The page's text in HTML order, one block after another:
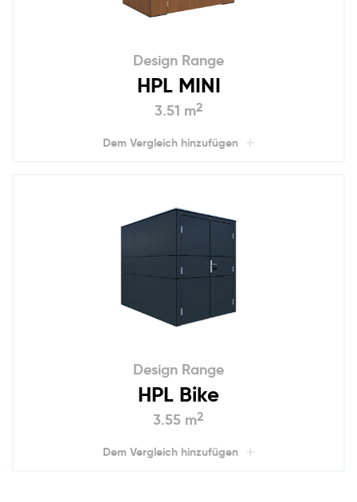
Design Range
HPL MINI
3.51 m2
Dem Vergleich hinzufügen
Design Range
HPL Bike
3.55 m2
Dem Vergleich hinzufügen